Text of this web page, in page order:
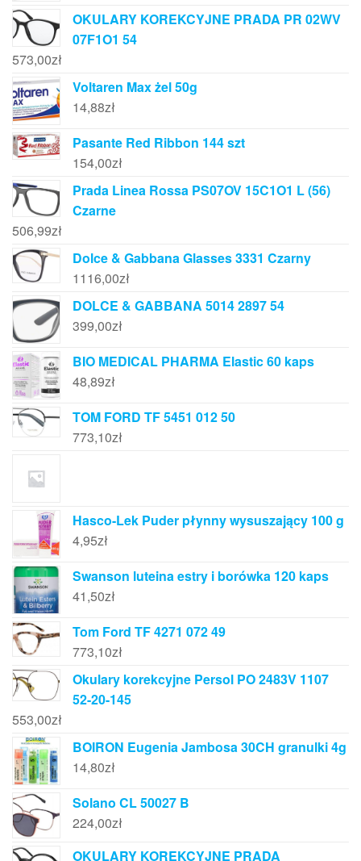
OKULARY KOREKCYJNE PRADA PR 02WV
07F1O1 54
573,00zł
Voltaren Max żel 50g
14,88zł
Pasante Red Ribbon 144 szt
154,00zł
Prada Linea Rossa PS07OV 15C1O1 L (56)
Czarne
506,99zł
Dolce & Gabbana Glasses 3331 Czarny
1116,00zł
DOLCE & GABBANA 5014 2897 54
399,00zł
BIO MEDICAL PHARMA Elastic 60 kaps
48,89zł
TOM FORD TF 5451 012 50
773,10zł
Hasco-Lek Puder płynny wysuszający 100 g
4,95zł
Swanson luteina estry i borówka 120 kaps
41,50zł
Tom Ford TF 4271 072 49
773,10zł
Okulary korekcyjne Persol PO 2483V 1107
52-20-145
553,00zł
BOIRON Eugenia Jambosa 30CH granulki 4g
14,80zł
Solano CL 50027 B
224,00zł
OKULARY KOREKCYJNE PRADA